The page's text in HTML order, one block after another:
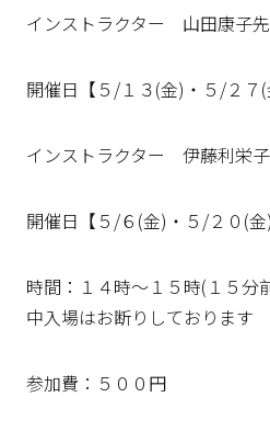
インストラクター 山田康子
開催日【５/１３(金)・５/２７(
インストラクター 伊藤利栄
開催日【５/６(金)・５/２０(金)
時間：１４時～１５時(１５
中入場はお断りしております
参加費：５００円